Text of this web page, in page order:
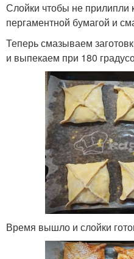
Слойки чтобы не прилипли
пергаментной бумагой и
Теперь смазываем
и выпекаем при 180
Время вышло и слойки